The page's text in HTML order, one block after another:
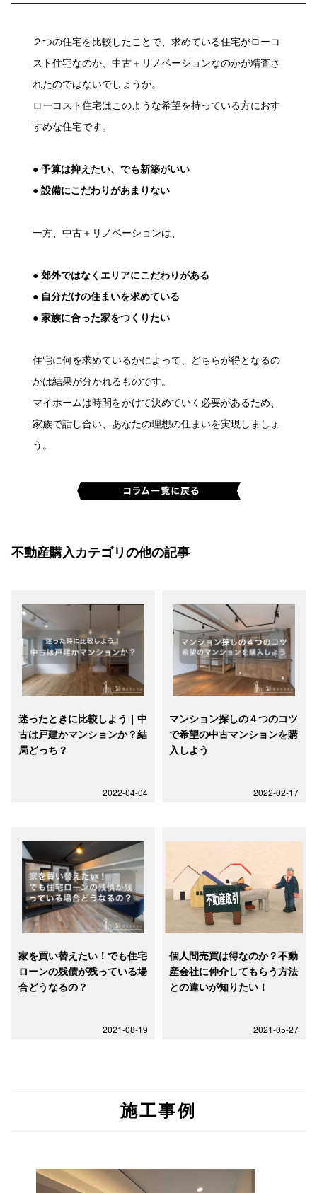
２つの住宅を比較したことで、求めている住宅がローコ
スト住宅なのか、中古＋リノベーションなのかが精査さ
れたのではないでしょうか。
ローコスト住宅はこのような希望を持っている方におす
すめな住宅です。
● 予算は抑えたい、でも新築がいい
● 設備にこだわりがあまりない
一方、中古＋リノベーションは、
● 郊外ではなくエリアにこだわりがある
● 自分だけの住まいを求めている
● 家族に合った家をつくりたい
住宅に何を求めているかによって、どちらが得となるの
かは結果が分かれるものです。
マイホームは時間をかけて決めていく必要があるため、
家族で話し合い、あなたの理想の住まいを実現しましょ
う。
不動産購入カテゴリの他の記事
迷ったときに比較しよう｜中
古は戸建かマンションか？結
局どっち？
2022-04-04
マンション探しの４つのコツ
で希望の中古マンションを購
入しよう
2022-02-17
家を買い替えたい！でも住宅
ローンの残債が残っている場
合どうなるの？
2021-08-19
個人間売買は得なのか？不動
産会社に仲介してもらう方法
との違いが知りたい！
2021-05-27
施工事例